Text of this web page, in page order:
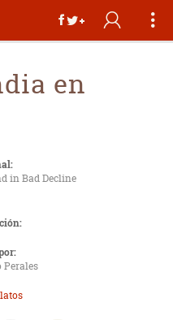
en
in Bad Decline
Perales